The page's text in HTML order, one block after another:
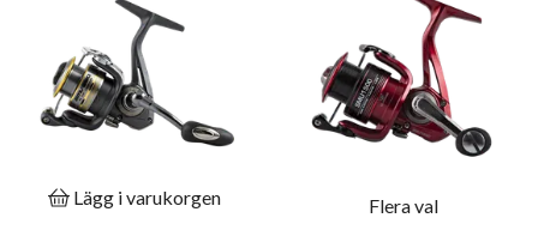
Lägg i varukorgen Flera val